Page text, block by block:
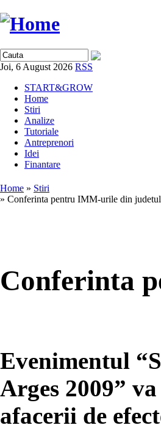
Joi, 6 August 2026 RSS
START&GROW
Home
Stiri
Analize
Tutoriale
Antreprenori
Idei
Finantare
Home » Stiri
» Conferinta pentru IMM-urile din
Conferinta
Evenimentul
Arges 2009”
afacerii de